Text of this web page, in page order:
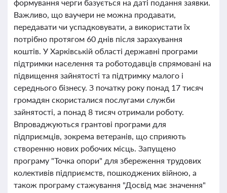
формування черги базується на даті подання заявки.
Важливо, що ваучери не можна продавати,
передавати чи успадковувати, а використати їх
потрібно протягом 60 днів після зарахування
коштів. У Харківській області державні програми
підтримки населення та роботодавців спрямовані на
підвищення зайнятості та підтримку малого і
середнього бізнесу. З початку року понад 17 тисяч
громадян скористалися послугами служби
зайнятості, а понад 8 тисяч отримали роботу.
Впроваджуються грантові програми для
підприємців, зокрема ветеранів, що сприяють
створенню нових робочих місць. Запущено
програму "Точка опори" для збереження трудових
колективів підприємств, пошкоджених війною, а
також програму стажування "Досвід має значення"